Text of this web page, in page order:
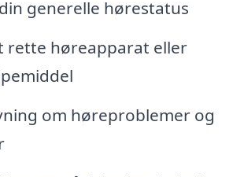
generelle hørestatus
rette høreapparat eller
om høreproblemer og